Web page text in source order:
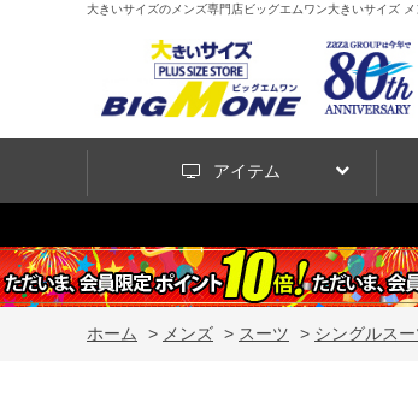
大きいサイズのメンズ専門店ビッグエムワン大きいサイズ
アイテム
ホーム > メンズ > スーツ > シングルスー